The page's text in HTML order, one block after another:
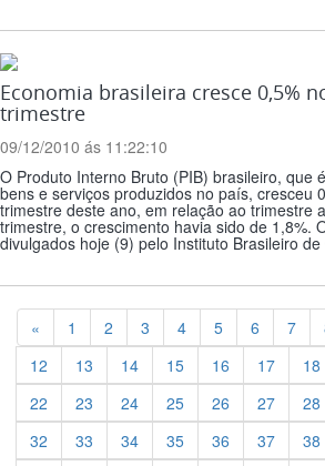
Economia brasileira cresce 0,5%
trimestre
09/12/2010 ás 11:22:10
O Produto Interno Bruto (PIB) brasileiro, que
bens e serviços produzidos no país, cresceu
trimestre deste ano, em relação ao trimestre
trimestre, o crescimento havia sido de 1,8%.
divulgados hoje (9) pelo Instituto Brasileiro
« Previous
1 2 3 4 5 6 7
12
13 14 15 16 17 18
22
23 24 25 26 27 28
32
33 34 35 36 37 38